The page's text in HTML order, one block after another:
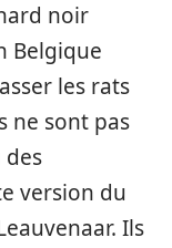
noir
Belgique
les rats
ne sont pas
des
version du
Ils